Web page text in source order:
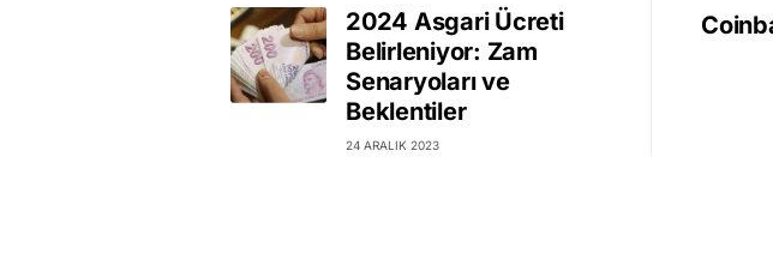
2024 Asgari Ücreti
Belirleniyor: Zam
Senaryoları ve
Beklentiler
24 ARALIK 2023